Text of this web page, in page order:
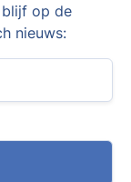
op de
nieuws: